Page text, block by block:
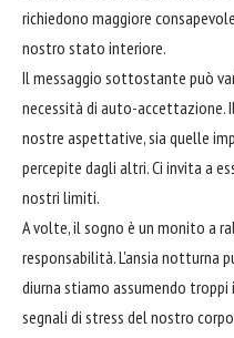
richiedono maggiore
nostro stato interiore.
Il messaggio sottostante può
necessità di auto-accettazione.
nostre aspettative, sia quelle
percepite dagli altri. Ci invita a
nostri limiti.
A volte, il sogno è un monito a
responsabilità. L'ansia notturna
diurna stiamo assumendo
segnali di stress del nostro